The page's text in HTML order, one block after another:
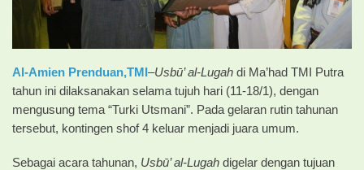
Al-Amien Prenduan,TMI –Usbū’ al-Lugah di Ma’had TMI Putra
tahun ini dilaksanakan selama tujuh hari (11-18/1), dengan
mengusung tema “Turki Utsmani”. Pada gelaran rutin tahunan
tersebut, kontingen shof 4 keluar menjadi juara umum.
Sebagai acara tahunan, Usbū’ al-Lugah digelar dengan tujuan